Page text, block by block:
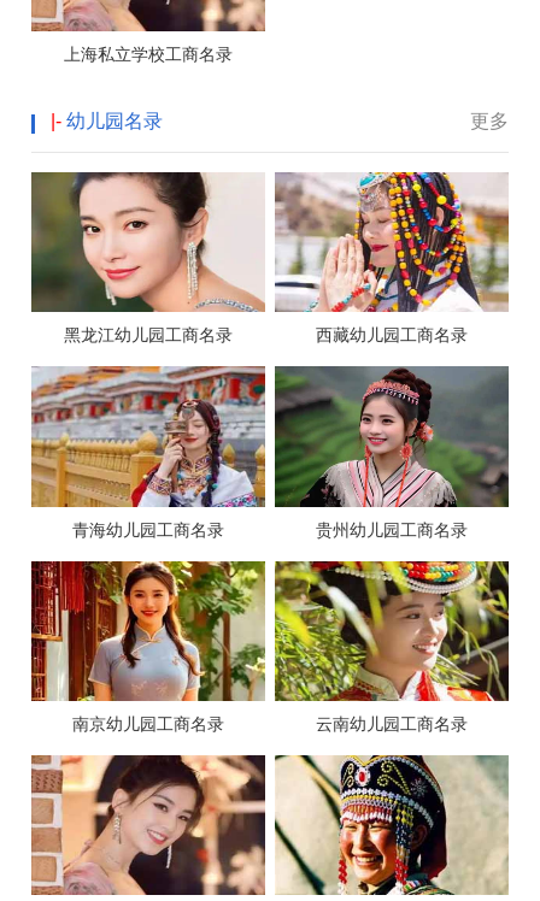
上海私立学校工商名录
更多
|- 幼儿园名录
黑龙江幼儿园工商名录 西藏幼儿园工商名录
青海幼儿园工商名录 贵州幼儿园工商名录
南京幼儿园工商名录 云南幼儿园工商名录